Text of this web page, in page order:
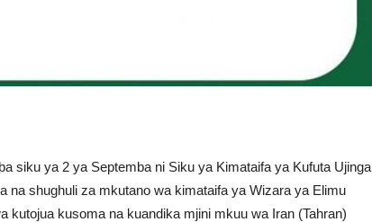
siku ya 2 ya Septemba ni Siku ya Kimataifa ya Kufuta Ujinga
na shughuli za mkutano wa kimataifa ya Wizara ya Elimu
kutojua kusoma na kuandika mjini mkuu wa Iran (Tahran)